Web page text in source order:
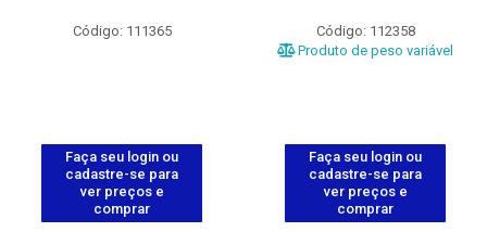
Código: 111365
Faça seu login ou
cadastre-se para
ver preços e
comprar
Código: 112358
Produto de peso variável
Faça seu login ou
cadastre-se para
ver preços e
comprar